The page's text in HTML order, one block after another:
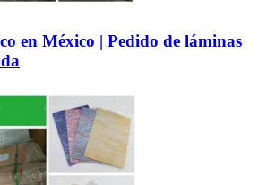
en México | Pedido de láminas